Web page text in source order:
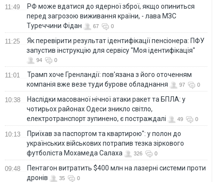
11:49
РФ може вдатися до ядерної зброї, якщо опиниться
перед загрозою виживання країни, - лава МЗС
Туреччини Фідан
67 0
11:25
Як перевірити результат ідентифікації пенсіонера: ПФУ
запустив інструкцію для сервісу "Моя ідентифікація"
94 0
11:01
Трамп хоче Гренландії: пов'язана з його оточенням
компанія вже везе туди бурове обладнання
97 0
10:38
Наслідки масованої нічної атаки ракет та БПЛА: у
чотирьох районах Одеси зникло світло,
електротранспорт зупинено, є постраждалі
49 0
10:13
Приїхав за паспортом та квартирою": у полон до
українських військових потрапив тезка зіркового
футболіста Мохамеда Салаха
326 0
09:48
Пентагон витратить $400 млн на лазерні системи проти
дронів
35 0